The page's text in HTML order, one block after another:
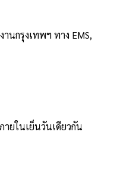
นกรุงเทพฯ ทาง EMS,
ายในเย็นวันเดียวกัน